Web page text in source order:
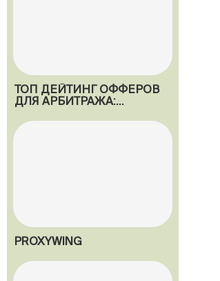
ТОП ДЕЙТИНГ ОФФЕРОВ
ДЛЯ АРБИТРАЖА:
ПРИБЫЛЬ
PROXYWING